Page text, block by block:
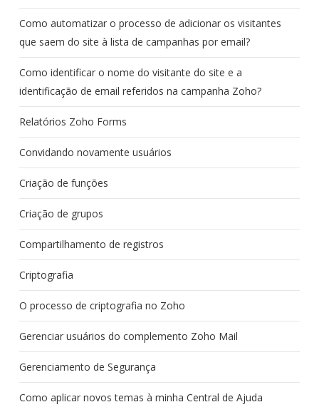
Como automatizar o processo de adicionar os visitantes
que saem do site à lista de campanhas por email?
Como identificar o nome do visitante do site e a
identificação de email referidos na campanha Zoho?
Relatórios Zoho Forms
Convidando novamente usuários
Criação de funções
Criação de grupos
Compartilhamento de registros
Criptografia
O processo de criptografia no Zoho
Gerenciar usuários do complemento Zoho Mail
Gerenciamento de Segurança
Como aplicar novos temas à minha Central de Ajuda